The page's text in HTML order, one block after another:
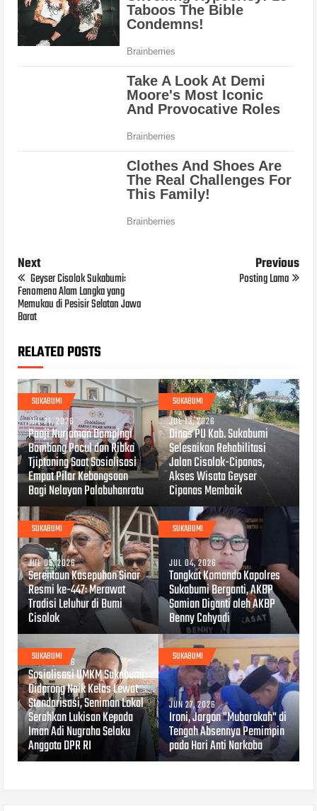
Next
Geyser Cisolok Sukabumi:
Fenomena Alam Langka yang
Memukau di Pesisir Selatan Jawa
Barat
Previous
Posting Lama
RELATED POSTS
SUKABUMI
JUL 21, 2026
Paoji Nurjaman Dampingi
Bambang Pacul dan Ribka
Tjiptaning Saat Sosialisasi
Empat Pilar Kebangsaan
Bagi Nelayan Palabuhanratu
SUKABUMI
JUL 13, 2026
Dinas PU Kab. Sukabumi
Selesaikan Rehabilitasi
Jalan Cisolok-Cipanas,
Akses Wisata Geyser
Cipanas Membaik
SUKABUMI
JUL 05, 2026
Serentaun Kasepuhan Sinar
Resmi ke-447: Merawat
Tradisi Leluhur di Bumi
Cisolok
SUKABUMI
JUL 04, 2026
Tongkat Komando Kapolres
Sukabumi Berganti, AKBP
Samian Diganti oleh AKBP
Benny Cahyadi
SUKABUMI
JUL 04, 2026
Sosialisasi UMKM Sukabumi
Didorong Naik Kelas Lewat
Standarisasi, Seniman Lokal
Serahkan Lukisan Kepada
Iman Adi Nugraha Selaku
Anggota DPR RI
SUKABUMI
JUN 27, 2026
Ironi, Jargon "Mubarokah" di
Tengah Absennya Pemimpin
pada Hari Anti Narkoba